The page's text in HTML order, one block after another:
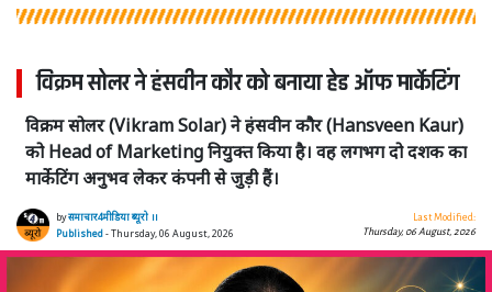
विक्रम सोलर ने हंसवीन कौर को बनाया हेड ऑफ मार्केटिंग
विक्रम सोलर (Vikram Solar) ने हंसवीन कौर (Hansveen Kaur)
को Head of Marketing नियुक्त किया है। वह लगभग दो दशक का
मार्केटिंग अनुभव लेकर कंपनी से जुड़ी हैं।
byसमाचार4मीडिया ब्यूरो ।।
Published- Thursday, 06 August, 2026
Last Modified:
Thursday, 06 August, 2026